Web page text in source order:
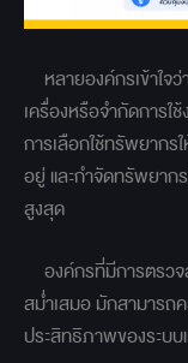
หลายองค์กรเข้าใจ
เครื่องหรือจำกัดการใ
การเลือกใช้ทรัพยากร
อยู่ และกำจัดทรัพยาก
สูงสุด
องค์กรที่มีการตรวจ
สม่ำเสมอ มักสามารถ
ประสิทธิภาพของระบบ